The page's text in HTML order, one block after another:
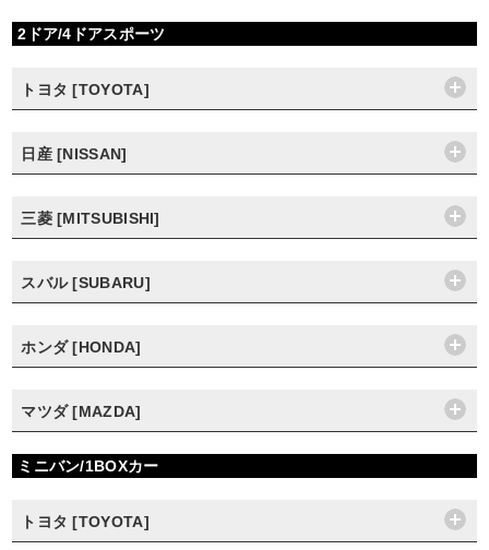
2ドア/4ドアスポーツ
トヨタ [TOYOTA]
日産 [NISSAN]
三菱 [MITSUBISHI]
スバル [SUBARU]
ホンダ [HONDA]
マツダ [MAZDA]
ミニバン/1BOXカー
トヨタ [TOYOTA]